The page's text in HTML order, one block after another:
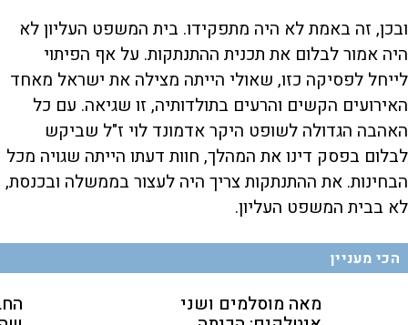
ובכן, זה באמת לא היה מתפקידו. בית המשפט העליון לא
היה אמור לבלום את תכנית ההתנתקות. על אף הפיתוי
לייחל לפסיקה כזו, שאולי הייתה מצילה את ישראל מאחד
האירועים הקשים והרעים בתולדותיה, זו שגיאה. עם כל
האהבה הגדולה לשופט היקר אדמונד לוי ז"ל שביקש
לבלום בפסק דינו את המהלך, חוות דעתו הייתה שגויה מכל
הבחינות. את ההתנתקות צריך היה לעצור בממשלה ובכנסת,
לא בבית המשפט העליון.
הכי מעניין
מאה מוסלמים ושני